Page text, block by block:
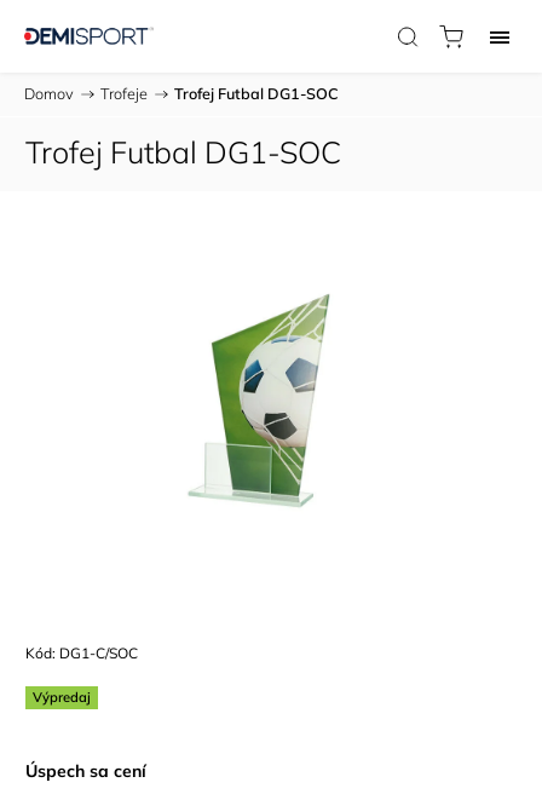
Domov / Trofeje / Trofej Futbal DG1-SOC
Trofej Futbal DG1-SOC
Kód: DG1-C/SOC
Výpredaj
Úspech sa cení